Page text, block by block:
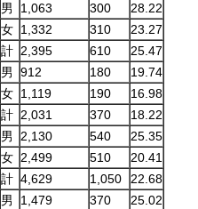
男 1,063 300
28.22
女 1,332 310
23.27
計 2,395 610 25.47
男 912 180
19.74
女 1,119 190
16.98
計 2,031 370 18.22
男 2,130 540
25.35
女 2,499 510
20.41
計 4,629 1,050 22.68
男 1,479 370
25.02